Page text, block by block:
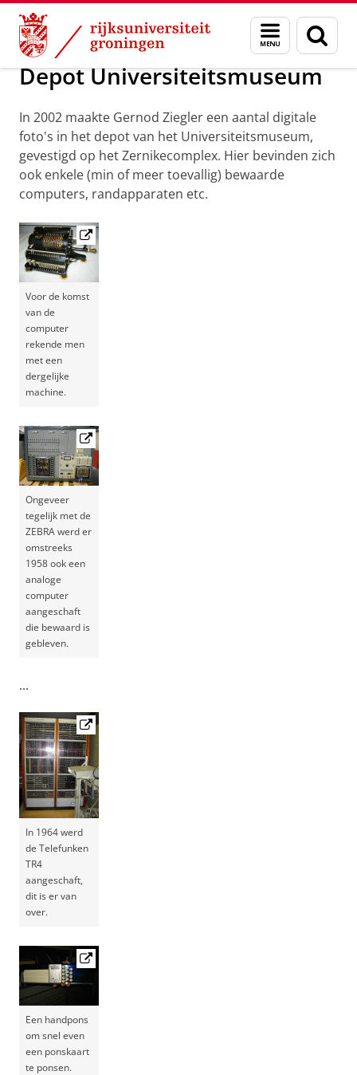
Skip
Content
Skip
Navigation
Menu
en
zoeken
Maatschappij/bedrijven Geschiedenis
Depot Universiteitsmuseum
In 2002 maakte Gernod Ziegler een aantal digitale
foto's in het depot van het Universiteitsmuseum,
gevestigd op het Zernikecomplex. Hier bevinden zich
ook enkele (min of meer toevallig) bewaarde
computers, randapparaten etc.
Voor de komst
van de
computer
rekende men
met een
dergelijke
machine.
Ongeveer
tegelijk met de
ZEBRA werd er
omstreeks
1958 ook een
analoge
computer
aangeschaft
die bewaard is
gebleven.
...
In 1964 werd
de Telefunken
TR4
aangeschaft,
dit is er van
over.
Een handpons
om snel even
een ponskaart
te ponsen.